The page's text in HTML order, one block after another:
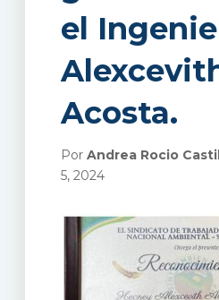
el
Acosta.
Por Andrea Rocio
5, 2024